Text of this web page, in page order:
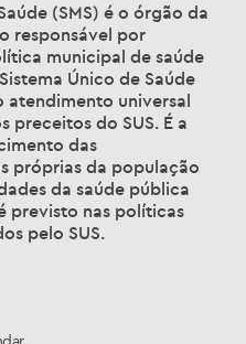
(SMS) é o órgão da
responsável por
municipal de saúde
Único de Saúde
atendimento universal
preceitos do SUS. É a
das
próprias da população
da saúde pública
previsto nas políticas
pelo SUS.